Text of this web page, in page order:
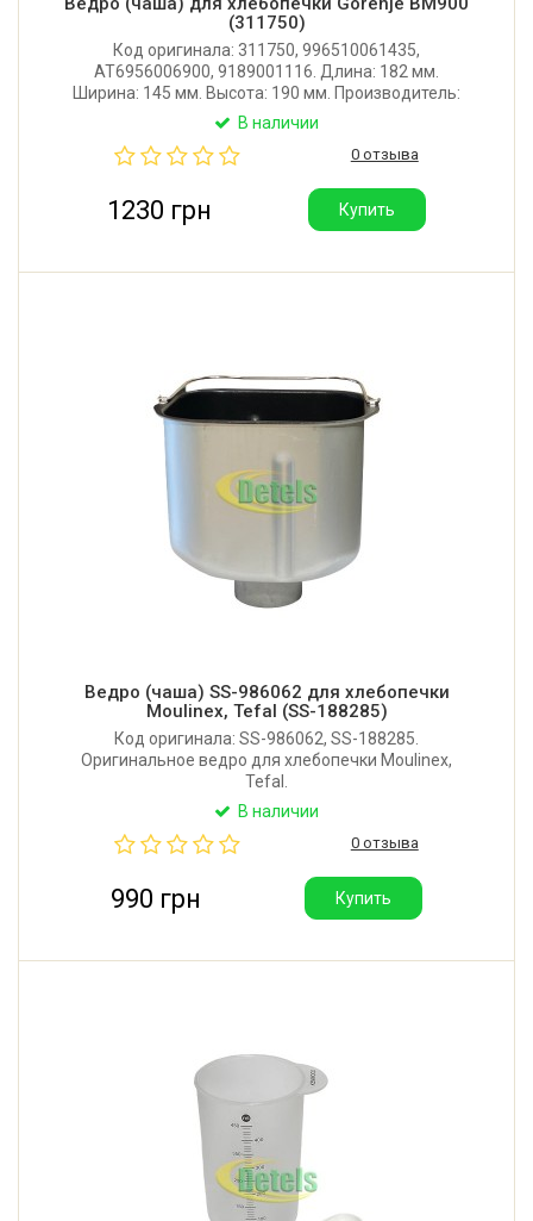
(311750)
Код оригинала: 311750, 996510061435,
AT6956006900, 9189001116. Длина: 182 мм.
Ширина: 145 мм. Высота: 190 мм. Производитель:
Gorenje (Словения). Подходит для: Gorenje, Alaska,
Elenberg, Philips, Saturn.
В наличии
0 отзыва
1230 грн Купить
Ведро (чаша) SS-986062 для хлебопечки
Moulinex, Tefal (SS-188285)
Код оригинала: SS-986062, SS-188285.
Оригинальное ведро для хлебопечки Moulinex,
Tefal.
В наличии
0 отзыва
990 грн Купить